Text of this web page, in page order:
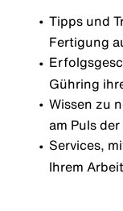
Tipps und
Fertigung
Gühring
Wissen zu
am Puls
Services,
Ihrem